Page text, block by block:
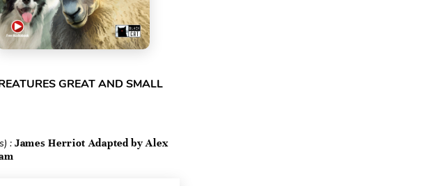
GREAT AND SMALL
: James Herriot Adapted by Alex